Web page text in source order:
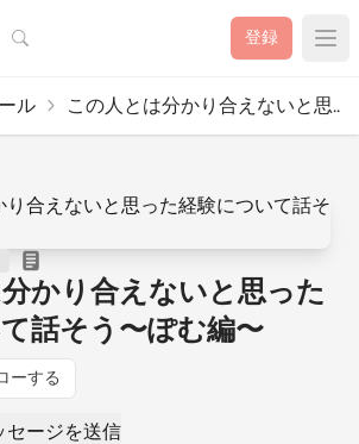
検索 登録
ル この人とは分かり合えないと思..
かり合えないと思った
話そう〜ぽむ編〜
ーする
セージを送信